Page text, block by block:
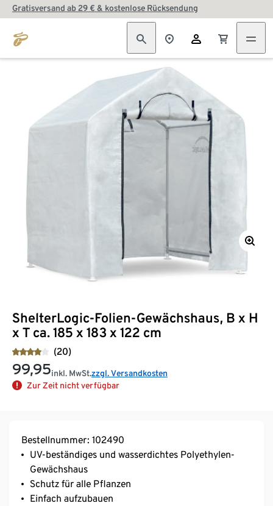
Gratisversand ab 29 € & kostenlose Rücksendung
ShelterLogic-Folien-Gewächshaus, B x H
x T ca. 185 x 183 x 122 cm
(20)
99,95inkl. MwSt.zzgl. Versandkosten
Zur Zeit nicht verfügbar
Bestellnummer: 102490
UV-beständiges und wasserdichtes Polyethylen-
Gewächshaus
Schutz für alle Pflanzen
Einfach aufzubauen